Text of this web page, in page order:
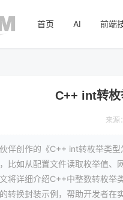
首页 AI 前端
C++ int转枚
来源：
伴创作的《C++ int转枚举类
比如从配置文件读取枚举值
将详细介绍C++中整数转枚举
转换封装示例，帮助开发者在